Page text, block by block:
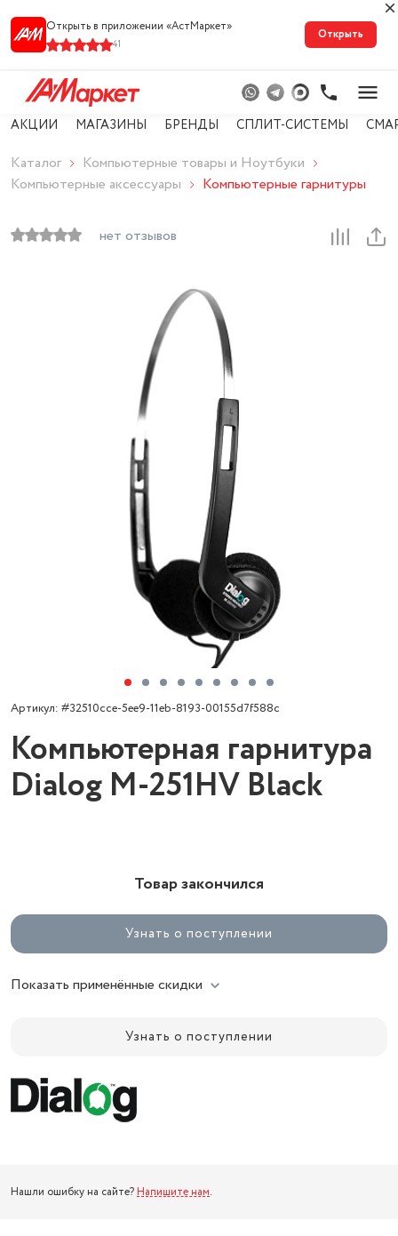
Открыть в приложении «АстМарке‪т‬»
41
Открыть
АКЦИИ МАГАЗИНЫ БРЕНДЫ СПЛИТ-СИСТЕМЫ
Каталог
Компьютерные товары и Ноутбуки
Компьютерные аксессуары
Компьютерные гарнитуры
нет отзывов
Артикул: #32510cce-5ee9-11eb-8193-00155d7f588c
Компьютерная гарнитура
Dialog M-251HV Black
Товар закончился
Узнать о поступлении
Показать применённые скидки
Узнать о поступлении
Нашли ошибку на сайте? Напишите нам.